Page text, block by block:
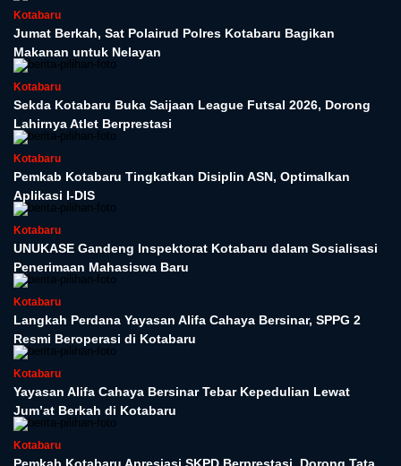
Kotabaru
Jumat Berkah, Sat Polairud Polres Kotabaru Bagikan
Makanan untuk Nelayan
Kotabaru
Sekda Kotabaru Buka Saijaan League Futsal 2026, Dorong
Lahirnya Atlet Berprestasi
Kotabaru
Pemkab Kotabaru Tingkatkan Disiplin ASN, Optimalkan
Aplikasi I-DIS
Kotabaru
UNUKASE Gandeng Inspektorat Kotabaru dalam Sosialisasi
Penerimaan Mahasiswa Baru
Kotabaru
Langkah Perdana Yayasan Alifa Cahaya Bersinar, SPPG 2
Resmi Beroperasi di Kotabaru
Kotabaru
Yayasan Alifa Cahaya Bersinar Tebar Kepedulian Lewat
Jum’at Berkah di Kotabaru
Kotabaru